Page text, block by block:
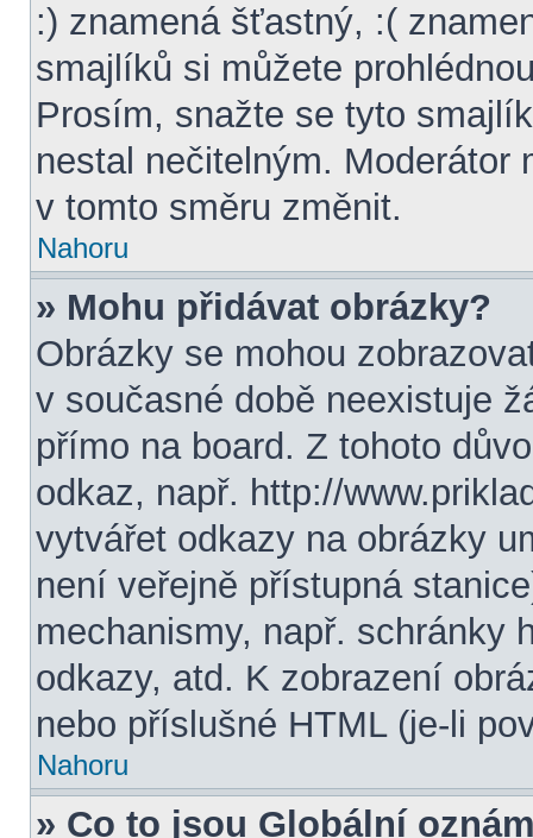
:) znamená šťastný, :(
smajlíků si můžete
Prosím, snažte se tyto
nestal nečitelným.
v tomto směru změnit.
Nahoru
» Mohu přidávat obrázky?
Obrázky se mohou
v současné době neexistuje
přímo na board. Z tohoto
odkaz, např. http://
vytvářet odkazy na obrázky
není veřejně přístupná
mechanismy, např. schránky
odkazy, atd. K zobrazení
nebo příslušné HTML (je-li
Nahoru
» Co to jsou Globální